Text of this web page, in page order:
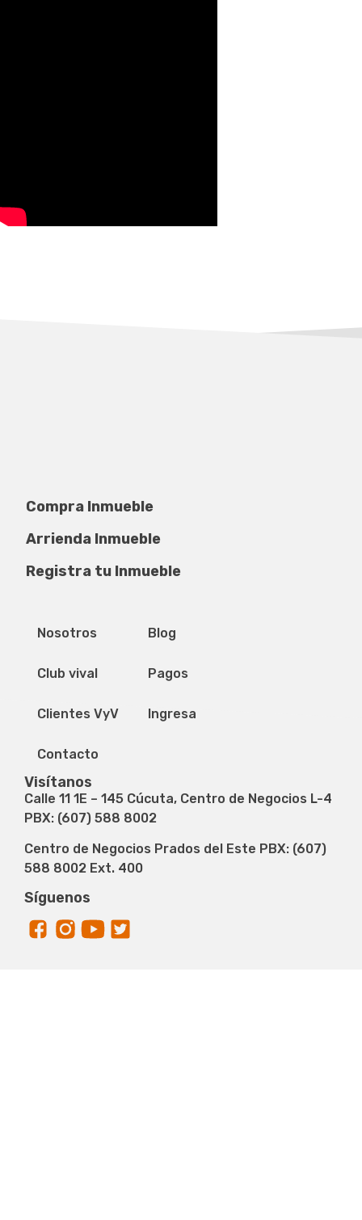
Compra Inmueble
Arrienda Inmueble
Registra tu Inmueble
Nosotros
Club vival
Clientes VyV
Contacto
Blog
Pagos
Ingresa
Visítanos
Calle 11 1E – 145 Cúcuta, Centro de Negocios L-4
PBX: (607) 588 8002
Centro de Negocios Prados del Este PBX: (607)
588 8002 Ext. 400
Síguenos